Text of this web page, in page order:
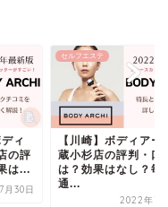
ィ
の評
は...
月30日
セルフエステ
【川崎】ボディアー
蔵小杉店の評判・口
は？効果はなし？毎
通...
2022年7